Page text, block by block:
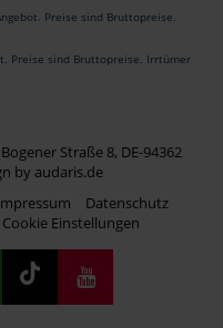
Preise sind Bruttopreise.
Preise sind Bruttopreise. Irrtümer
Straße 8, DE-94362
by audaris.de
Datenschutz
Cookie Einstellungen